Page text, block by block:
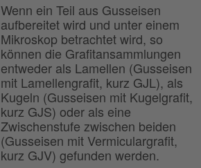
Wenn ein Teil aus Gusseisen
aufbereitet wird und unter einem
Mikroskop betrachtet wird, so
können die Grafitansammlungen
entweder als Lamellen (Gusseisen
mit Lamellengrafit, kurz GJL), als
Kugeln (Gusseisen mit Kugelgrafit,
kurz GJS) oder als eine
Zwischenstufe zwischen beiden
(Gusseisen mit Vermiculargrafit,
kurz GJV) gefunden werden.